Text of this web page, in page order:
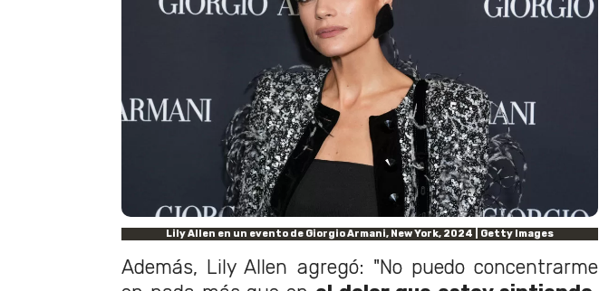
Lily Allen en un evento de Giorgio Armani, New York, 2024 | Getty Images
Además, Lily Allen agregó: "No puedo concentrarme